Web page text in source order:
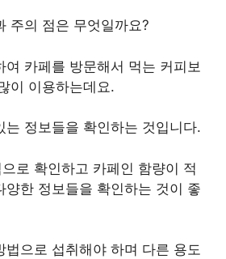
주의 점은 무엇일까요?
여 카페를 방문해서 먹는 커피보
이 이용하는데요.
는 정보들을 확인하는 것입니다.
로 확인하고 카페인 함량이 적
양한 정보들을 확인하는 것이 좋
법으로 섭취해야 하며 다른 용도